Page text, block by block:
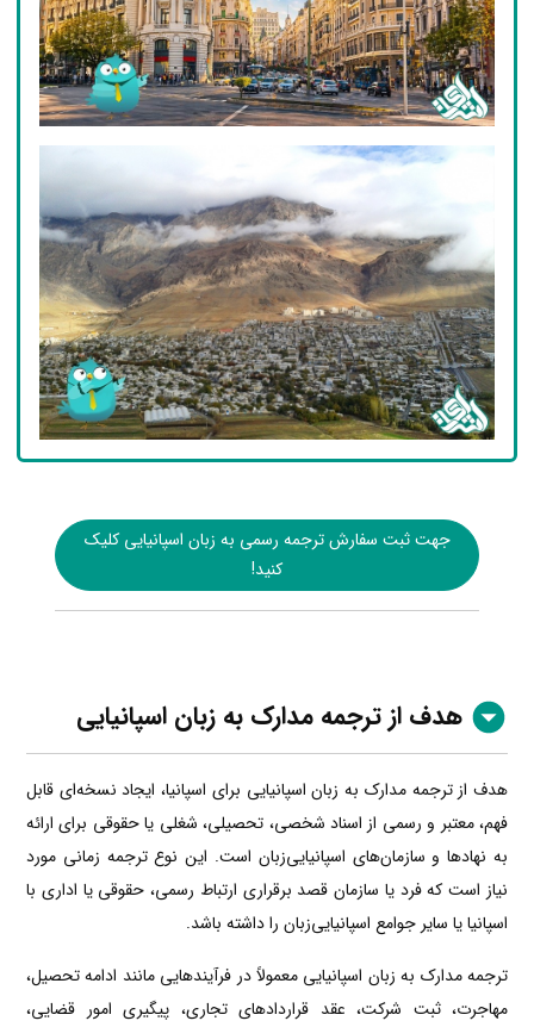
جهت ثبت سفارش ترجمه رسمی به زبان اسپانیایی کلیک
کنید!
هدف از ترجمه مدارک به زبان اسپانیایی
هدف از ترجمه مدارک به زبان اسپانیایی برای اسپانیا، ایجاد نسخه‌ای قابل
فهم، معتبر و رسمی از اسناد شخصی، تحصیلی، شغلی یا حقوقی برای ارائه
به نهادها و سازمان‌های اسپانیایی‌زبان است. این نوع ترجمه زمانی مورد
نیاز است که فرد یا سازمان قصد برقراری ارتباط رسمی، حقوقی یا اداری با
اسپانیا یا سایر جوامع اسپانیایی‌زبان را داشته باشد.
ترجمه مدارک به زبان اسپانیایی معمولاً در فرآیندهایی مانند ادامه تحصیل،
مهاجرت، ثبت شرکت، عقد قراردادهای تجاری، پیگیری امور قضایی،